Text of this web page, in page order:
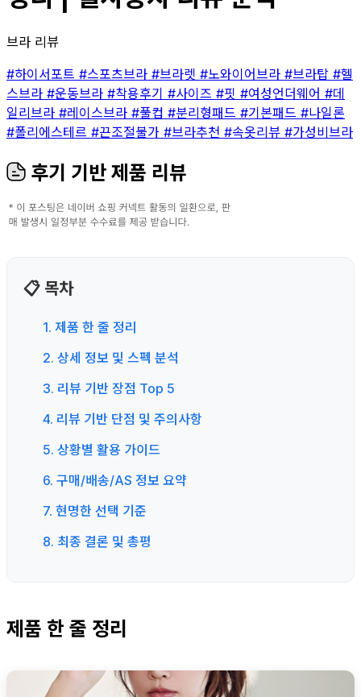
브라 리뷰
#하이서포트 #스포츠브라 #브라렛 #노와이어브라 #브라탑 #헬
스브라 #운동브라 #착용후기 #사이즈 #핏 #여성언더웨어 #데
일리브라 #레이스브라 #풀컵 #분리형패드 #기본패드 #나일론
#폴리에스테르 #끈조절불가 #브라추천 #속옷리뷰 #가성비브라
후기 기반 제품 리뷰
📋 목차
1. 제품 한 줄 정리
2. 상세 정보 및 스펙 분석
3. 리뷰 기반 장점 Top 5
4. 리뷰 기반 단점 및 주의사항
5. 상황별 활용 가이드
6. 구매/배송/AS 정보 요약
7. 현명한 선택 기준
8. 최종 결론 및 총평
제품 한 줄 정리